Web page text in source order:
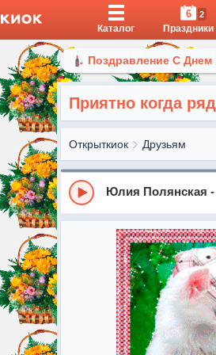
Каталог
6 2
Праздники
Поздравление С
Приятно когда
Открыткиок Друзьям
Юлия Полянская